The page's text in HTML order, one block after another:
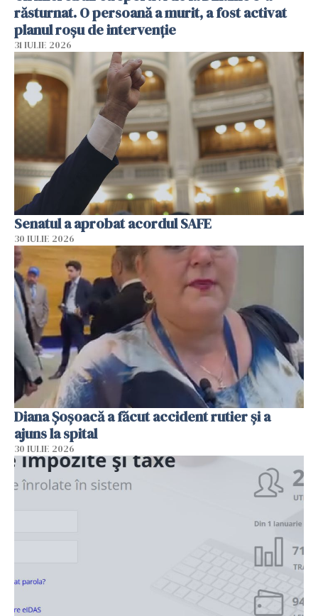
răsturnat. O persoană a murit, a fost activat
planul roșu de intervenție
31 IULIE 2026
Senatul a aprobat acordul SAFE
30 IULIE 2026
Diana Șoșoacă a făcut accident rutier și a
ajuns la spital
30 IULIE 2026